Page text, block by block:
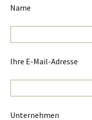
Name
Ihre E-Mail-Adresse
Unternehmen